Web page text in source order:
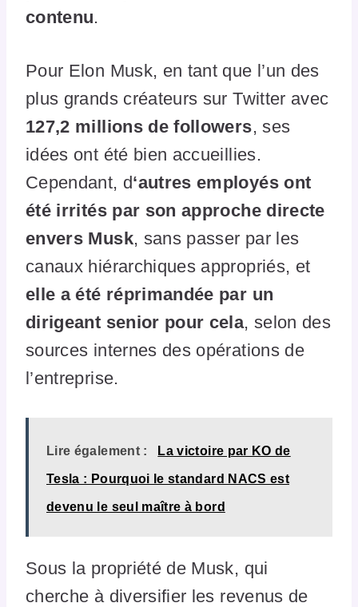
contenu.
Pour Elon Musk, en tant que l’un des
plus grands créateurs sur Twitter avec
127,2 millions de followers, ses
idées ont été bien accueillies.
Cependant, d‘autres employés ont
été irrités par son approche directe
envers Musk, sans passer par les
canaux hiérarchiques appropriés, et
elle a été réprimandée par un
dirigeant senior pour cela, selon des
sources internes des opérations de
l’entreprise.
Lire également : La victoire par KO de
Tesla : Pourquoi le standard NACS est
devenu le seul maître à bord
Sous la propriété de Musk, qui
cherche à diversifier les revenus de